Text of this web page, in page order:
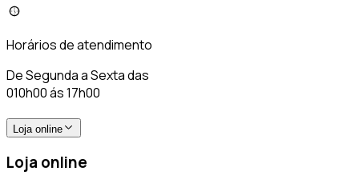
Horários de atendimento
De Segunda a Sexta das
010h00 ás 17h00
Loja online
Loja online